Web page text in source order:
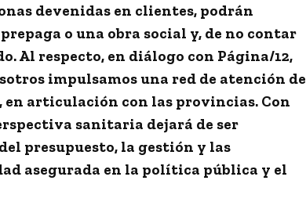
devenidas en clientes, podrán
o una obra social y, de no contar
Al respecto, en diálogo con Página/12,
impulsamos una red de atención de
articulación con las provincias. Con
sanitaria dejará de ser
presupuesto, la gestión y las
asegurada en la política pública y el